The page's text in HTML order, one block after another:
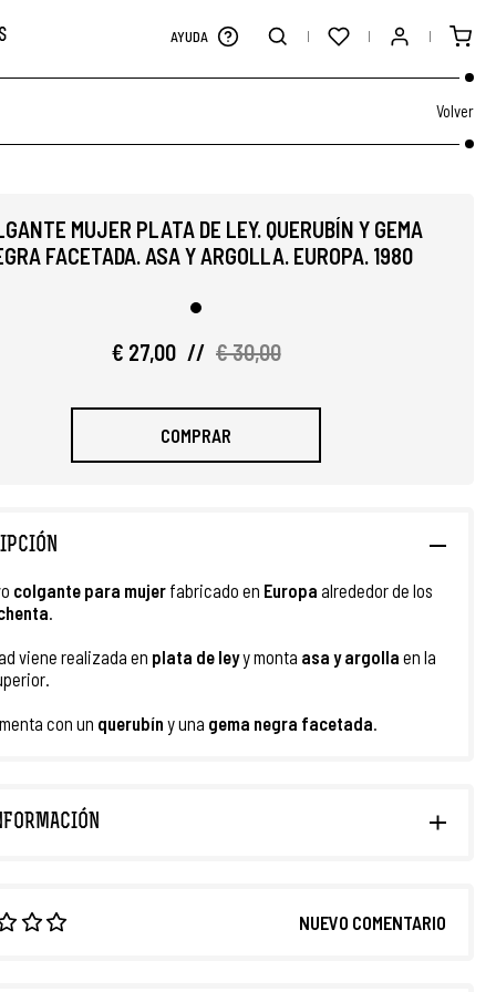
AYUDA
Volver
MUJER PLATA DE LEY. QUERUBÍN Y GEMA
FACETADA. ASA Y ARGOLLA. EUROPA. 1980
€ 27,00 // € 30,00
COMPRAR
colgante para mujer fabricado en Europa alrededor de los
.
viene realizada en plata de leyy monta asa y argolla en la
con un querubín y una gema negra facetada.
NUEVO COMENTARIO